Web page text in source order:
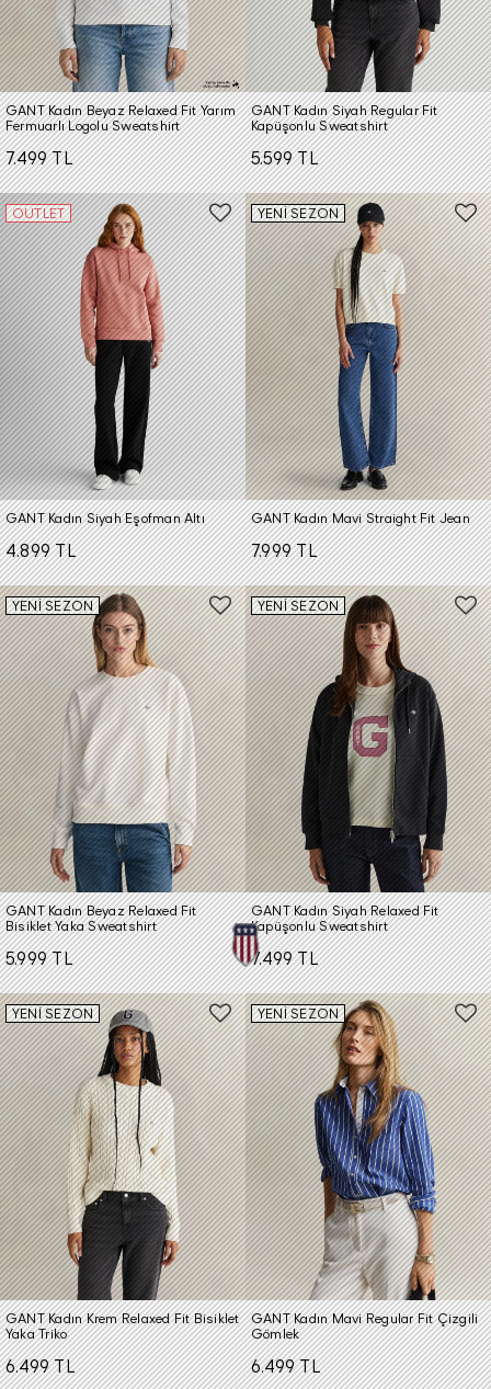
GANT Kadın Beyaz Relaxed Fit Yarım
Fermuarlı Logolu Sweatshirt
7.499 TL
GANT Kadın Siyah Regular Fit
Kapüşonlu Sweatshirt
5.599 TL
OUTLET
GANT Kadın Siyah Eşofman Altı
4.899 TL
YENİ SEZON
GANT Kadın Mavi Straight Fit Jean
7.999 TL
YENİ SEZON
GANT Kadın Beyaz Relaxed Fit
Bisiklet Yaka Sweatshirt
5.999 TL
YENİ SEZON
GANT Kadın Siyah Relaxed Fit
Kapüşonlu Sweatshirt
7.499 TL
YENİ SEZON
GANT Kadın Krem Relaxed Fit Bisiklet
Yaka Triko
6.499 TL
YENİ SEZON
GANT Kadın Mavi Regular Fit Çizgili
Gömlek
6.499 TL